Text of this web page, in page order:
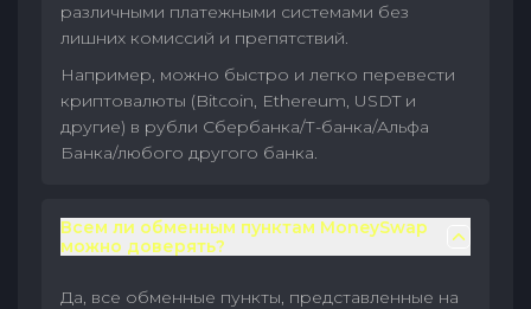
различными платежными системами без
лишних комиссий и препятствий.
Например, можно быстро и легко перевести
криптовалюты (Bitcoin, Ethereum, USDT и
другие) в рубли Сбербанка/Т-банка/Альфа
Банка/любого другого банка.
Всем ли обменным пунктам MoneySwap
можно доверять?
Да, все обменные пункты, представленные на